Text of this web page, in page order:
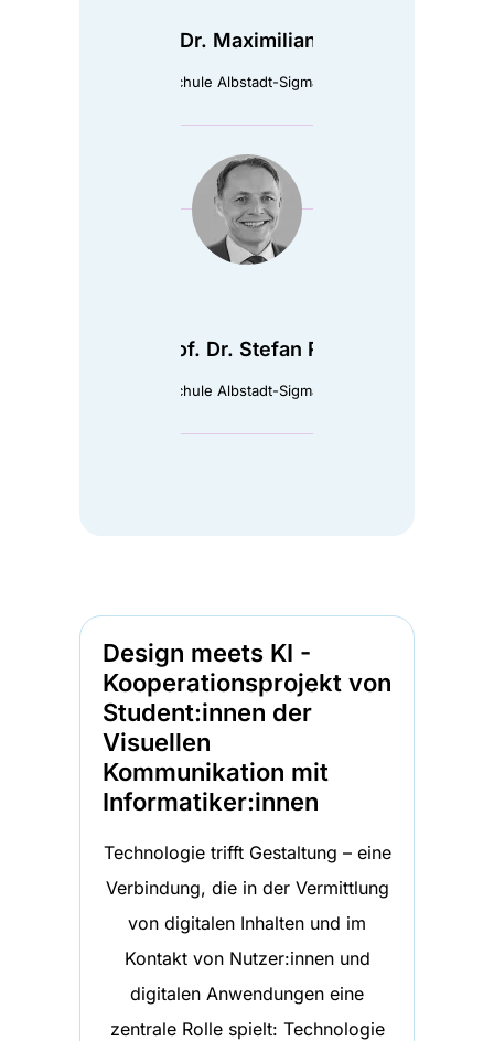
Prof. Dr. Maximilian Wolf
Hochschule Albstadt-Sigmaringen
Prof. Dr. Stefan Ruf
Hochschule Albstadt-Sigmaringen
Design meets KI -
Kooperationsprojekt von
Student:innen der
Visuellen
Kommunikation mit
Informatiker:innen
Technologie trifft Gestaltung – eine
Verbindung, die in der Vermittlung
von digitalen Inhalten und im
Kontakt von Nutzer:innen und
digitalen Anwendungen eine
zentrale Rolle spielt: Technologie